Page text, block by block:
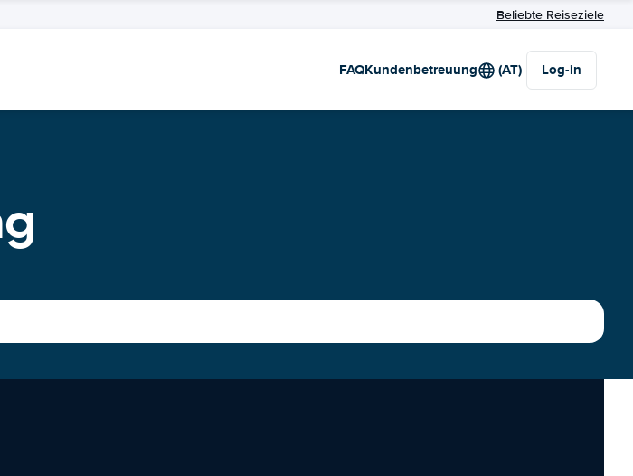
Beliebte Reiseziele
FAQKundenbetreuung (AT) Log-in